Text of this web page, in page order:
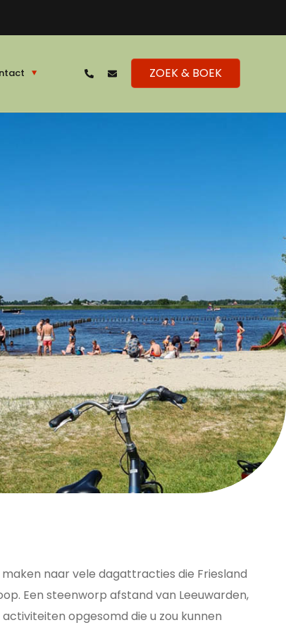
ZOEK & BOEK
naar vele dagattracties die Friesland
Een steenworp afstand van Leeuwarden,
opgesomd die u zou kunnen